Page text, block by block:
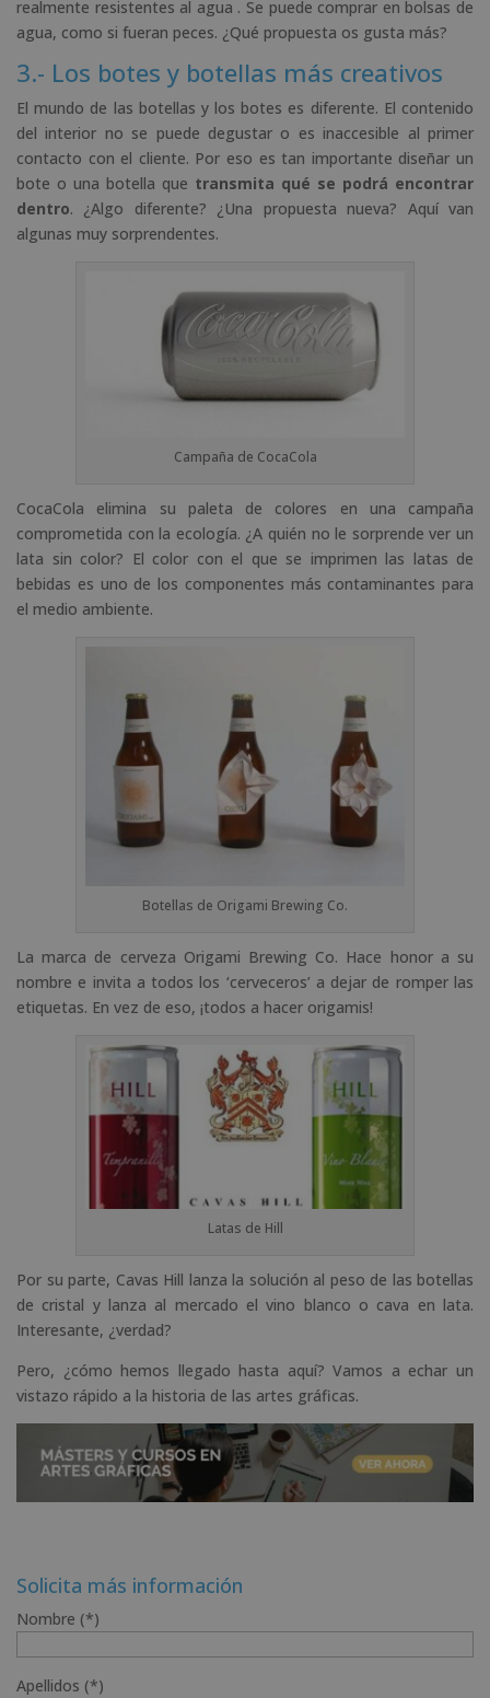
realmente resistentes al agua . Se puede comprar en bolsas de
agua, como si fueran peces. ¿Qué propuesta os gusta más?
3.- Los botes y botellas más creativos
El mundo de las botellas y los botes es diferente. El contenido
del interior no se puede degustar o es inaccesible al primer
contacto con el cliente. Por eso es tan importante diseñar un
bote o una botella que transmita qué se podrá encontrar
dentro. ¿Algo diferente? ¿Una propuesta nueva? Aquí van
algunas muy sorprendentes.
Campaña de CocaCola
CocaCola elimina su paleta de colores en una campaña
comprometida con la ecología. ¿A quién no le sorprende ver un
lata sin color? El color con el que se imprimen las latas de
bebidas es uno de los componentes más contaminantes para
el medio ambiente.
Botellas de Origami Brewing Co.
La marca de cerveza Origami Brewing Co. Hace honor a su
nombre e invita a todos los ‘cerveceros’ a dejar de romper las
etiquetas. En vez de eso, ¡todos a hacer origamis!
Latas de Hill
Por su parte, Cavas Hill lanza la solución al peso de las botellas
de cristal y lanza al mercado el vino blanco o cava en lata.
Interesante, ¿verdad?
Pero, ¿cómo hemos llegado hasta aquí? Vamos a echar un
vistazo rápido a la historia de las artes gráficas.
Solicita más información
Nombre (*)
Apellidos (*)